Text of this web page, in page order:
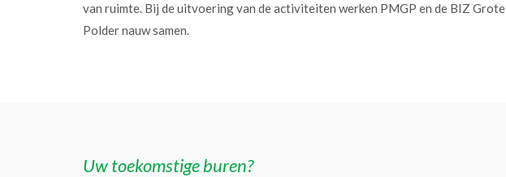
van ruimte. Bij de uitvoering van de activiteiten werken PMGP en de BIZ Grote
Polder nauw samen.
Uw toekomstige buren?